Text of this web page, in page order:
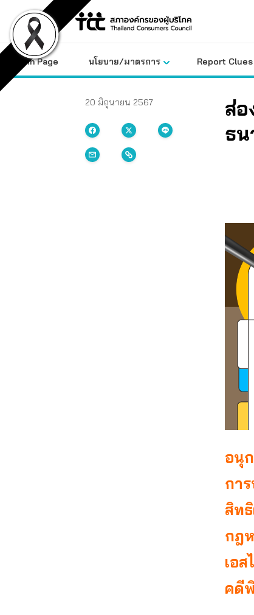
content
Main Page นโยบาย/มาตรการ Report
20 มิถุนายน 2567
ส่อ
ธน
อนุ
กา
สิท
กฎ
เอ
คดี